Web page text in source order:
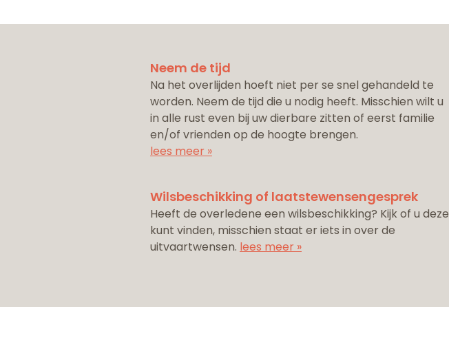
Neem de tijd
Na het overlijden hoeft niet per se snel gehandeld te
worden. Neem de tijd die u nodig heeft. Misschien wilt u
in alle rust even bij uw dierbare zitten of eerst familie
en/of vrienden op de hoogte brengen.
lees meer »
Wilsbeschikking of laatstewensengesprek
Heeft de overledene een wilsbeschikking? Kijk of u deze
kunt vinden, misschien staat er iets in over de
uitvaartwensen. lees meer »